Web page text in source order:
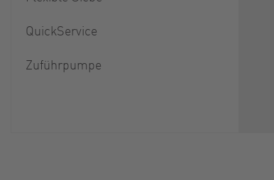
QuickService
Zuführpumpe